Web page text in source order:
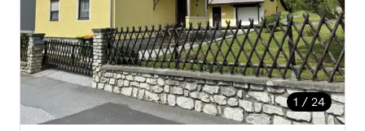
1 / 24